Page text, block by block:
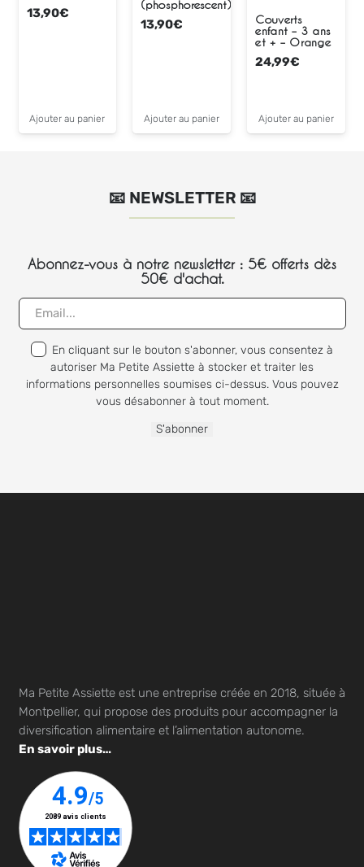
13,90€
Ajouter au panier
(phosphorescent)
13,90€
Ajouter au panier
Couverts
enfant – 3 ans
et + – Orange
24,99€
Ajouter au panier
📧 NEWSLETTER 📧
Abonnez-vous à notre newsletter : 5€ offerts dès
50€ d'achat.
En cliquant sur le bouton s'abonner, vous consentez à
autoriser Ma Petite Assiette à stocker et traiter les
informations personnelles soumises ci-dessus. Vous pouvez
vous désabonner à tout moment.
Ma Petite Assiette est une entreprise créée en 2018, située à
Montpellier, qui propose des produits pour accompagner la
diversification alimentaire et l’alimentation autonome.
En savoir plus…